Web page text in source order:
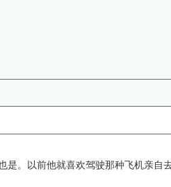
是。以前他就喜欢驾驶那种飞机亲自